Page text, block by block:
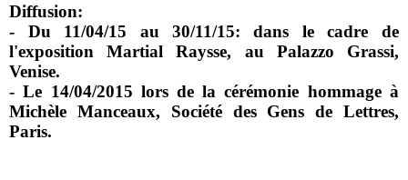
Diffusion:
- Du 11/04/15 au 30/11/15: dans le cadre de
l'exposition Martial Raysse, au Palazzo Grassi,
Venise.
- Le 14/04/2015 lors de la cérémonie hommage à
Michèle Manceaux, Société des Gens de Lettres,
Paris.